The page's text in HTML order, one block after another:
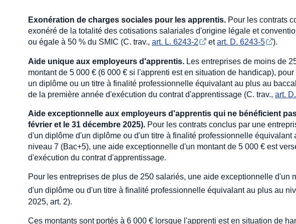
Exonération de charges sociales pour les apprentis. Pour les contrats
exonéré de la totalité des cotisations salariales d'origine légale et
ou égale à 50 % du SMIC (C. trav., art. L. 6243-2 etart. D. 6243-5 ).
Aide unique aux employeurs d'apprentis. Les entreprises de moins de
montant de 5 000 € (6 000 € si l'apprenti est en situation de handicap),
un diplôme ou un titre à finalité professionnelle équivalant au plus au
de la première année d'exécution du contrat d'apprentissage (C. trav., art.
Aide exceptionnelle aux employeurs d'apprentis qui ne bénéficient
février et le 31 décembre 2025). Pour les contrats conclus par une
d'un diplôme d'un diplôme ou d'un titre à finalité professionnelle équivalant
niveau 7 (Bac+5), une aide exceptionnelle d'un montant de 5 000 € est
d'exécution du contrat d'apprentissage.
Pour les entreprises de plus de 250 salariés, une aide exceptionnelle d'un
d'un diplôme ou d'un titre à finalité professionnelle équivalant au plus au
2025, art. 2).
Ces montants sont portés à 6 000 € lorsque l'apprenti est en situation de